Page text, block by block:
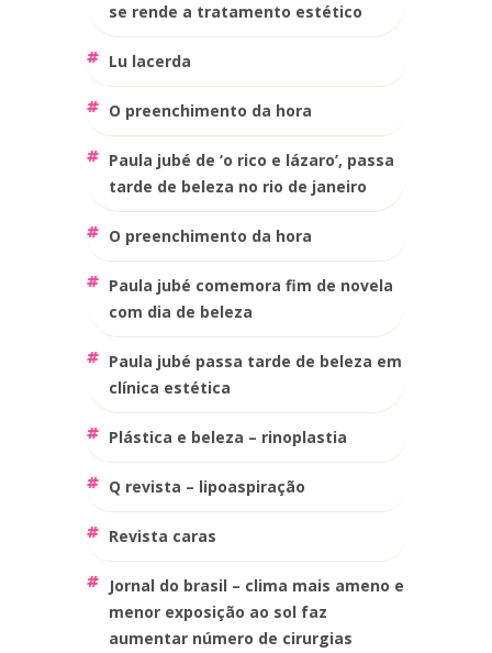
se rende a tratamento estético
lu lacerda
o preenchimento da hora
paula jubé de ‘o rico e lázaro’, passa
tarde de beleza no rio de janeiro
o preenchimento da hora
paula jubé comemora fim de novela
com dia de beleza
paula jubé passa tarde de beleza em
clínica estética
plástica e beleza – rinoplastia
q revista – lipoaspiração
revista caras
jornal do brasil – clima mais ameno e
menor exposição ao sol faz
aumentar número de cirurgias